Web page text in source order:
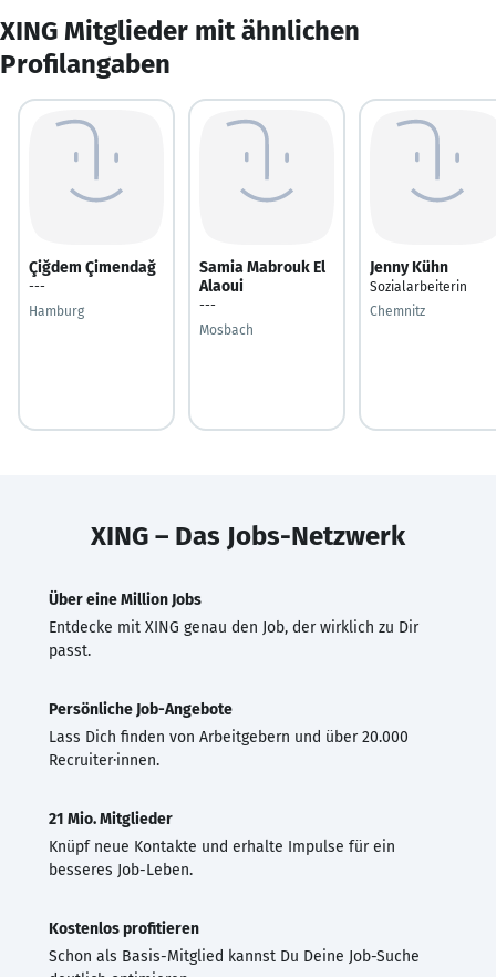
XING Mitglieder mit ähnlichen
Profilangaben
Çiğdem Çimendağ
---
Hamburg
Samia Mabrouk El
Alaoui
---
Mosbach
Jenny Kühn
Sozialarbeiterin
Chemnitz
XING – Das Jobs-Netzwerk
Über eine Million Jobs
Entdecke mit XING genau den Job, der wirklich zu Dir
passt.
Persönliche Job-Angebote
Lass Dich finden von Arbeitgebern und über 20.000
Recruiter·innen.
21 Mio. Mitglieder
Knüpf neue Kontakte und erhalte Impulse für ein
besseres Job-Leben.
Kostenlos profitieren
Schon als Basis-Mitglied kannst Du Deine Job-Suche